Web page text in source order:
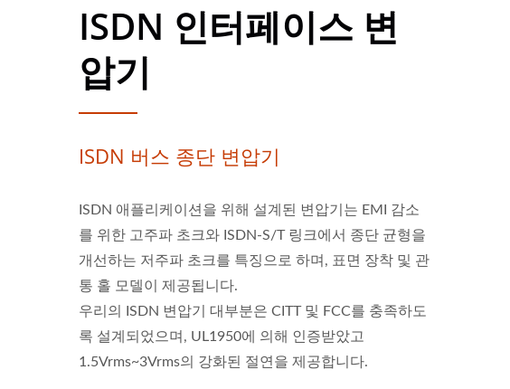
ISDN 인터페이스 변
압기
ISDN 버스 종단 변압기
ISDN 애플리케이션을 위해 설계된 변압기는 EMI 감소
를 위한 고주파 초크와 ISDN-S/T 링크에서 종단 균형을
개선하는 저주파 초크를 특징으로 하며, 표면 장착 및 관
통 홀 모델이 제공됩니다.
우리의 ISDN 변압기 대부분은 CITT 및 FCC를 충족하도
록 설계되었으며, UL1950에 의해 인증받았고
1.5Vrms~3Vrms의 강화된 절연을 제공합니다.